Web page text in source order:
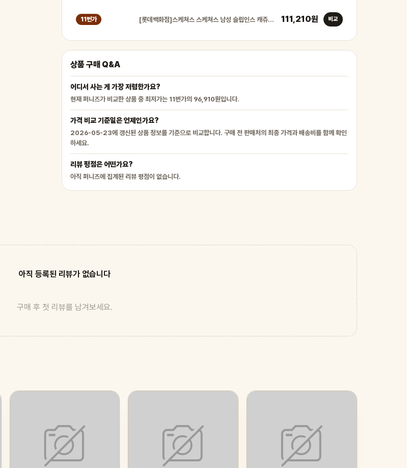
11번가 [롯데백화점]스케쳐스 스케쳐스 남성 슬립인스 캐쥬얼 보트화 … 111,210원 비교
상품 구매 Q&A
어디서 사는 게 가장 저렴한가요?
현재 퍼니즈가 비교한 상품 중 최저가는 11번가의 96,910원입니다.
가격 비교 기준일은 언제인가요?
2026-05-23에 갱신된 상품 정보를 기준으로 비교합니다. 구매 전 판매처의 최종 가격과 배송비를 함께 확인
하세요.
리뷰 평점은 어떤가요?
아직 퍼니즈에 집계된 리뷰 평점이 없습니다.
아직 등록된 리뷰가 없습니다
구매 후 첫 리뷰를 남겨보세요.